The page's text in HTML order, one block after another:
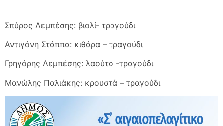
Σπύρος Λεμπέσης: βιολί- τραγούδι
Αντιγόνη Στάππα: κιθάρα – τραγούδι
Γρηγόρης Λεμπέσης: λαούτο -τραγούδι
Μανώλης Παλιάκης: κρουστά – τραγούδι